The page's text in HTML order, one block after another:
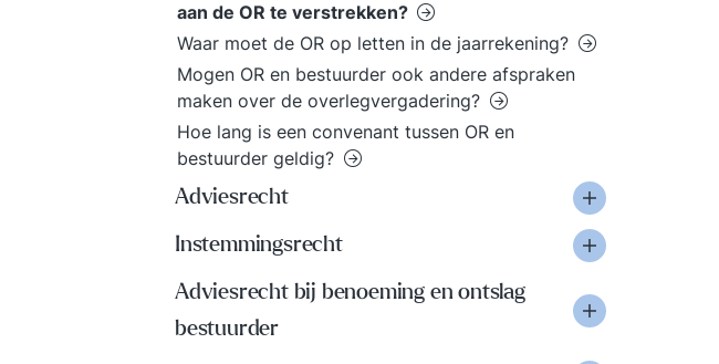
aan de OR te verstrekken?
Waar moet de OR op letten in de jaarrekening?
Mogen OR en bestuurder ook andere afspraken
maken over de overlegvergadering?
Hoe lang is een convenant tussen OR en
bestuurder geldig?
Adviesrecht
Instemmingsrecht
Adviesrecht bij benoeming en ontslag
bestuurder